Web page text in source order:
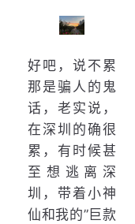
好吧，说不累
那是骗人的鬼
话，老实说，
在深圳的确很
累，有时候甚
至想逃离深
圳，带着小神
仙和我的”巨款